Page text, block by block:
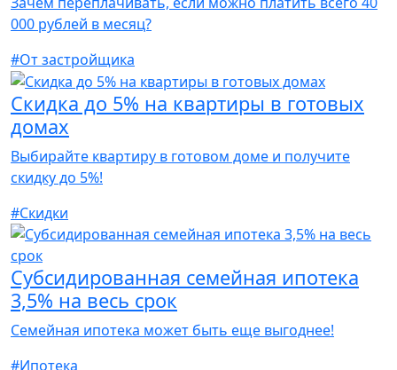
000 рублей в месяц?
#От застройщика
Скидка до 5% на квартиры в готовых
домах
Выбирайте квартиру в готовом доме и получите
скидку до 5%!
#Скидки
Субсидированная семейная ипотека
3,5% на весь срок
Семейная ипотека может быть еще выгоднее!
#Ипотека